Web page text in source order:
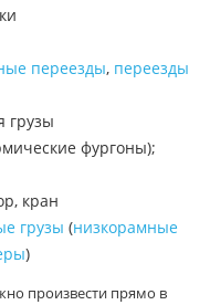
переезды, переезды
грузы
фургоны);
кран
грузы (низкорамные
)
произвести прямо в